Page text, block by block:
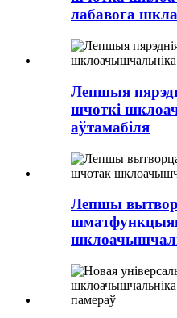
лабавога
Лепшыя
шчоткі
аўтамабіля
Лепшы